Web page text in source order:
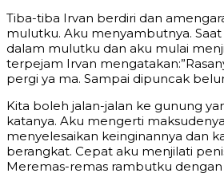
Tiba-tiba Irvan berdiri dan
mulutku. Aku menyambutnya.
dalam mulutku dan aku mulai
terpejam Irvan
pergi ya ma. Sampai dipuncak
Kita boleh jalan-jalan ke gunung
katanya. Aku mengerti
menyelesaikan keinginannya dan
berangkat. Cepat aku menjilati
Meremas-remas rambutku